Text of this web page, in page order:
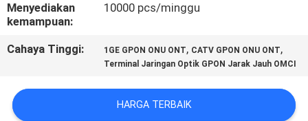
SITEMAP
PRIVACY
POLICY
Menyediakan
kemampuan:
10000 pcs/minggu
Cahaya Tinggi: 1GE GPON ONU ONT, CATV GPON ONU ONT,
Terminal Jaringan Optik GPON Jarak Jauh OMCI
HARGA TERBAIK